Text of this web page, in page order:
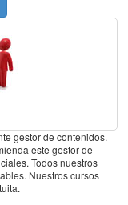
gestor de contenidos.
este gestor de
Todos nuestros
Nuestros cursos